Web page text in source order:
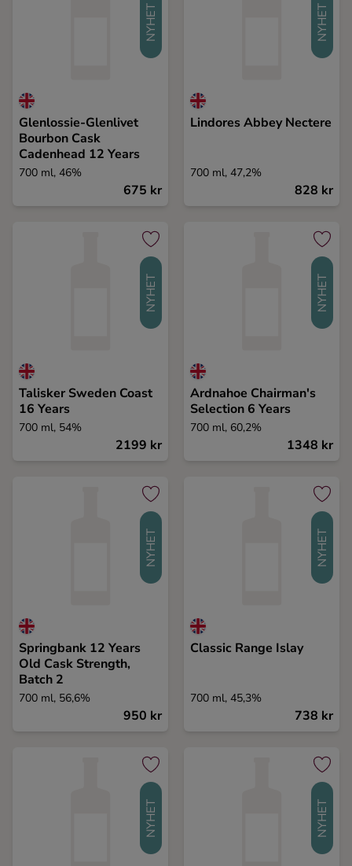
NYHET
Glenlossie-Glenlivet
Bourbon Cask
Cadenhead 12 Years
700 ml, 46%
675 kr
NYHET
Lindores Abbey Nectere
700 ml, 47,2%
828 kr
NYHET
Talisker Sweden Coast
16 Years
700 ml, 54%
2199 kr
NYHET
Ardnahoe Chairman's
Selection 6 Years
700 ml, 60,2%
1348 kr
NYHET
Springbank 12 Years
Old Cask Strength,
Batch 2
700 ml, 56,6%
950 kr
NYHET
Classic Range Islay
700 ml, 45,3%
738 kr
NYHET NYHET